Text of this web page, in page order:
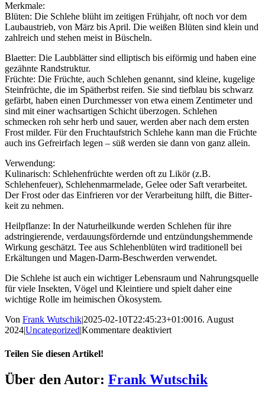
Merkmale:
Blüten: Die Schlehe blüht im zeitigen Frühjahr, oft noch vor dem
Laubaustrieb, von März bis April. Die weißen Blüten sind klein und
zahlreich und stehen meist in Büscheln.
Blaetter: Die Laubblätter sind elliptisch bis eiförmig und haben eine
gezähnte Randstruktur.
Früchte: Die Früchte, auch Schlehen genannt, sind kleine, kugelige
Steinfrüchte, die im Spätherbst reifen. Sie sind tiefblau bis schwarz
gefärbt, haben einen Durchmesser von etwa einem Zentimeter und
sind mit einer wachsartigen Schicht überzogen. Schlehen
schmecken roh sehr herb und sauer, werden aber nach dem ersten
Frost milder. Für den Fruchtaufstrich Schlehe kann man die Früchte
auch ins Gefreirfach legen – süß werden sie dann von ganz allein.
Verwendung:
Kulinarisch: Schlehenfrüchte werden oft zu Likör (z.B.
Schlehenfeuer), Schlehenmarmelade, Gelee oder Saft verarbeitet.
Der Frost oder das Einfrieren vor der Verarbeitung hilft, die Bitter-
keit zu nehmen.
Heilpflanze: In der Naturheilkunde werden Schlehen für ihre
adstringierende, verdauungsfördernde und entzündungshemmende
Wirkung geschätzt. Tee aus Schlehenblüten wird traditionell bei
Erkältungen und Magen-Darm-Beschwerden verwendet.
Die Schlehe ist auch ein wichtiger Lebensraum und Nahrungsquelle
für viele Insekten, Vögel und Kleintiere und spielt daher eine
wichtige Rolle im heimischen Ökosystem.
Von Frank Wutschik|2025-02-10T22:45:23+01:0016. August
2024|Uncategorized|Kommentare deaktiviertfür
Teilen Sie diesen Artikel!
Facebook
Twitter
Reddit
LinkedIn
WhatsApp
Telegram
Tumblr
Pinterest
Vk
Xing
E-
Mail
Über den Autor: Frank Wutschik